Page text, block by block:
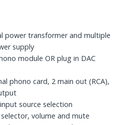
power transformer and multiple
supply
module OR plug in DAC
phono card, 2 main out (RCA),
source selection
volume and mute